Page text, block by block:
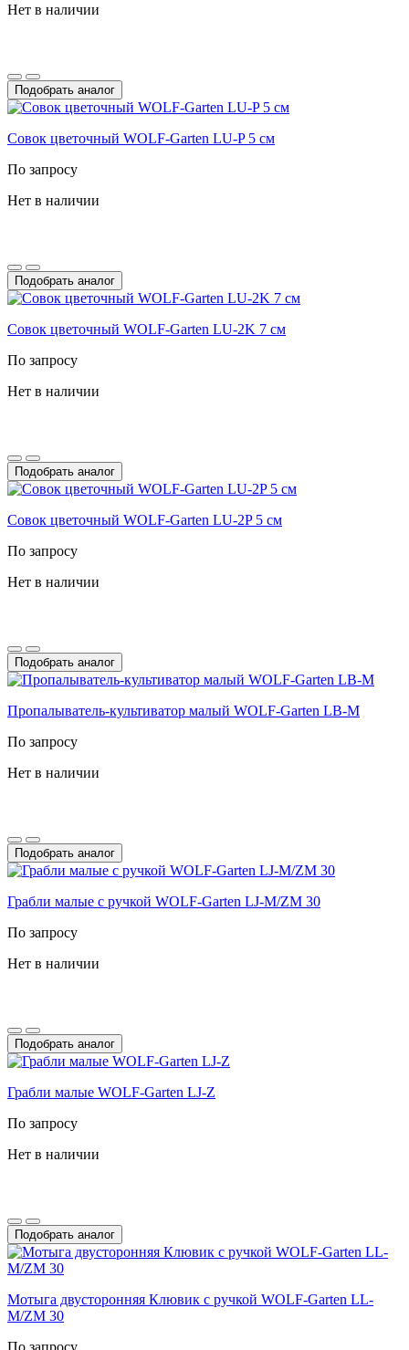
Нет в наличии
Подобрать аналог
Совок цветочный WOLF-Garten LU-P 5 см
По запросу
Нет в наличии
Подобрать аналог
Совок цветочный WOLF-Garten LU-2K 7 см
По запросу
Нет в наличии
Подобрать аналог
Совок цветочный WOLF-Garten LU-2P 5 см
По запросу
Нет в наличии
Подобрать аналог
Пропалыватель-культиватор малый WOLF-Garten LB-M
По запросу
Нет в наличии
Подобрать аналог
Грабли малые с ручкой WOLF-Garten LJ-M/ZM 30
По запросу
Нет в наличии
Подобрать аналог
Грабли малые WOLF-Garten LJ-Z
По запросу
Нет в наличии
Подобрать аналог
Мотыга двусторонняя Клювик с ручкой WOLF-Garten LL-
M/ZM 30
По запросу